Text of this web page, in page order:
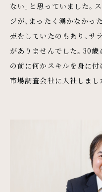
ない」と思っていました。
ジが、まったく湧かなかっ
売をしていたのもあり、サ
がありませんでした。30歳
の前に何かスキルを身に付
市場調査会社に入社しまし